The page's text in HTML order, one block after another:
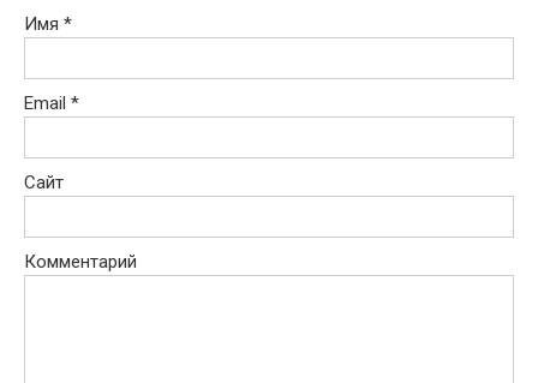
Имя *
Email *
Сайт
Комментарий